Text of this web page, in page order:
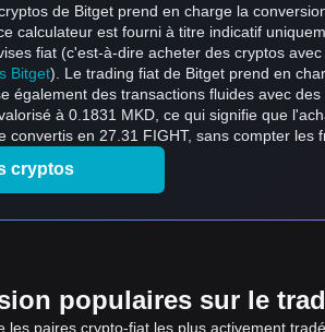
de Bitget prend en charge la
calculateur est fourni à titre indicatif
fiat (c'est-à-dire acheter des cryptos
Bitget). Le trading fiat de Bitget prend en
également des transactions fluides avec des
à 0.1831 MKD, ce qui signifie que
convertis en 27.31 FIGHT, sans compter les
cryptos
populaires sur le
les paires crypto-fiat les plus activement